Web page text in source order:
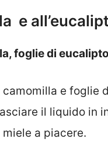
e
foglie di
e foglie
il liquido in
a piacere.